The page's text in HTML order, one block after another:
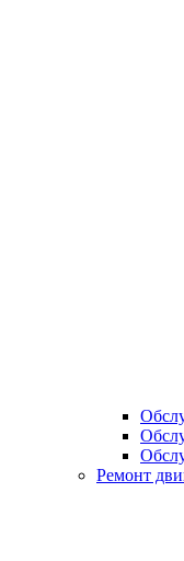
Ремонт